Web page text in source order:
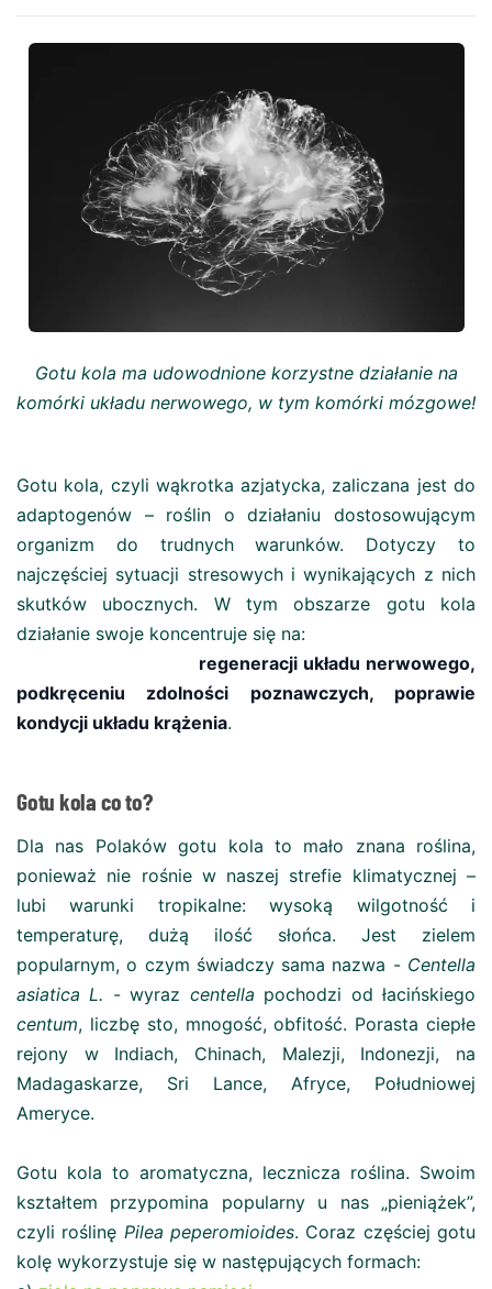
Gotu kola ma udowodnione korzystne działanie na
komórki układu nerwowego, w tym komórki mózgowe!
Gotu kola, czyli wąkrotka azjatycka, zaliczana jest do
adaptogenów – roślin o działaniu dostosowującym
organizm do trudnych warunków. Dotyczy to
najczęściej sytuacji stresowych i wynikających z nich
skutków ubocznych. W tym obszarze gotu kola
działanie swoje koncentruje się na:
regeneracji układu nerwowego,
podkręceniu zdolności poznawczych, poprawie
kondycji układu krążenia.
Gotu kola co to?
Dla nas Polaków gotu kola to mało znana roślina,
ponieważ nie rośnie w naszej strefie klimatycznej –
lubi warunki tropikalne: wysoką wilgotność i
temperaturę, dużą ilość słońca. Jest zielem
popularnym, o czym świadczy sama nazwa - Centella
asiatica L. - wyraz centella pochodzi od łacińskiego
centum, liczbę sto, mnogość, obfitość. Porasta ciepłe
rejony w Indiach, Chinach, Malezji, Indonezji, na
Madagaskarze, Sri Lance, Afryce, Południowej
Ameryce.
Gotu kola to aromatyczna, lecznicza roślina. Swoim
kształtem przypomina popularny u nas „pieniążek”,
czyli roślinę Pilea peperomioides. Coraz częściej gotu
kolę wykorzystuje się w następujących formach: